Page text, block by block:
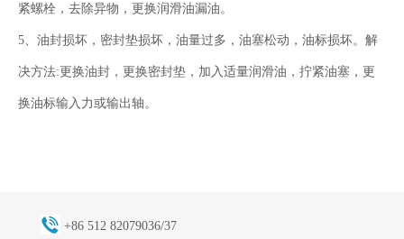
紧螺栓，去除异物，更换润滑油漏油。
5、油封损坏，密封垫损坏，油量过多，油塞松动，油标损坏。解
决方法:更换油封，更换密封垫，加入适量润滑油，拧紧油塞，更
换油标输入力或输出轴。
+86 512 82079036/37